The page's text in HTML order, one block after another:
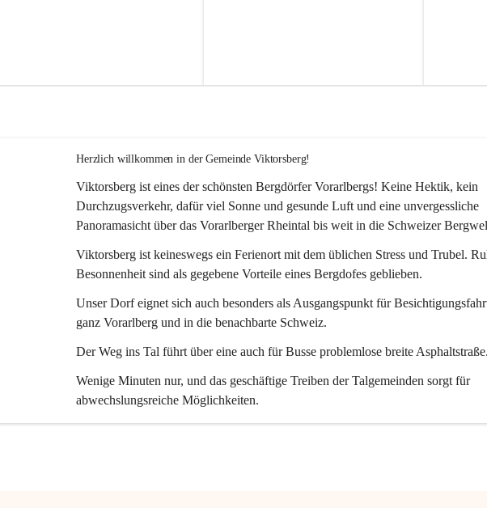
Herzlich willkommen in der Gemeinde Viktorsberg!
Viktorsberg ist eines der schönsten Bergdörfer Vorarlbergs! Keine Hektik, kein
Durchzugsverkehr, dafür viel Sonne und gesunde Luft und eine unvergessliche
Panoramasicht über das Vorarlberger Rheintal bis weit in die Schweizer
Viktorsberg ist keineswegs ein Ferienort mit dem üblichen Stress und Trubel.
Besonnenheit sind als gegebene Vorteile eines Bergdofes geblieben.
Unser Dorf eignet sich auch besonders als Ausgangspunkt für
ganz Vorarlberg und in die benachbarte Schweiz.
Der Weg ins Tal führt über eine auch für Busse problemlose breite
Wenige Minuten nur, und das geschäftige Treiben der Talgemeinden sorgt für
abwechslungsreiche Möglichkeiten.